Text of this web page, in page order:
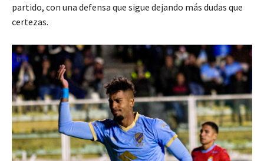
partido, con una defensa que sigue dejando más dudas que
certezas.